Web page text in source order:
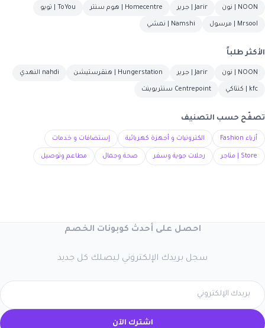
NOON | نون Jarir | جرير Homecentre | هوم سنتر ToYou | تويو
Mrsool | مرسول Namshi | نمشي
الأكثر طلباً
NOON | نون Jarir | جرير Hungerstation | هنقرستيشن nahdi النهدي
kfc | كنتاكي Centrepoint سنتربوينت
تصفّح حسب التصنيف
أزياء Fashion الكترونيات و أجهزة كهربائية إستضافات و خدمات
Store | متاجر رحلات جوية وسفر صحة وجمال مطاعم وتوصيل
احصل على أحدث كوبونات الخصم
سجل بريدك الإلكتروني ليصلك كل جديد
اشترك الآن